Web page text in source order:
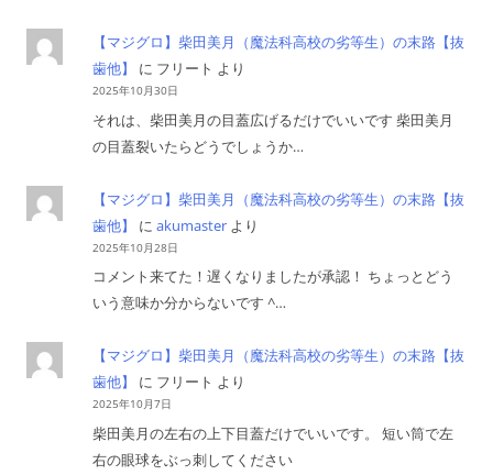
【マジグロ】柴田美月（魔法科高校の劣等生）の末路【抜
歯他】
に フリート より
2025年10月30日
それは、柴田美月の目蓋広げるだけでいいです 柴田美月
の目蓋裂いたらどうでしょうか…
【マジグロ】柴田美月（魔法科高校の劣等生）の末路【抜
歯他】
に akumaster より
2025年10月28日
コメント来てた！遅くなりましたが承認！ ちょっとどう
いう意味か分からないです ^…
【マジグロ】柴田美月（魔法科高校の劣等生）の末路【抜
歯他】
に フリート より
2025年10月7日
柴田美月の左右の上下目蓋だけでいいです。 短い筒で左
右の眼球をぶっ刺してください